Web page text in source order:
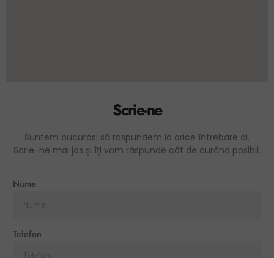
Scrie-ne
Suntem bucurosi să raspundem la orice întrebare ai.
Scrie-ne mai jos şi îţi vom răspunde cât de curând posibil.
Nume
Telefon